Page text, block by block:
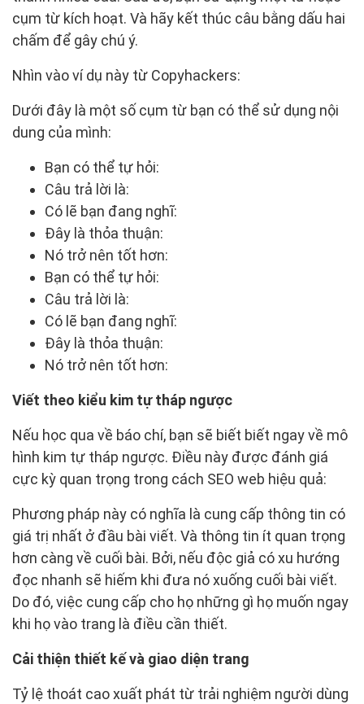
cụm từ kích hoạt. Và hãy kết thúc câu bằng dấu hai
chấm để gây chú ý.
Nhìn vào ví dụ này từ Copyhackers:
Dưới đây là một số cụm từ bạn có thể sử dụng nội
dung của mình:
Bạn có thể tự hỏi:
Câu trả lời là:
Có lẽ bạn đang nghĩ:
Đây là thỏa thuận:
Nó trở nên tốt hơn:
Bạn có thể tự hỏi:
Câu trả lời là:
Có lẽ bạn đang nghĩ:
Đây là thỏa thuận:
Nó trở nên tốt hơn:
Viết theo kiểu kim tự tháp ngược
Nếu học qua về báo chí, bạn sẽ biết biết ngay về mô
hình kim tự tháp ngược. Điều này được đánh giá
cực kỳ quan trọng trong cách SEO web hiệu quả:
Phương pháp này có nghĩa là cung cấp thông tin có
giá trị nhất ở đầu bài viết. Và thông tin ít quan trọng
hơn càng về cuối bài. Bởi, nếu độc giả có xu hướng
đọc nhanh sẽ hiếm khi đưa nó xuống cuối bài viết.
Do đó, việc cung cấp cho họ những gì họ muốn ngay
khi họ vào trang là điều cần thiết.
Cải thiện thiết kế và giao diện trang
Tỷ lệ thoát cao xuất phát từ trải nghiệm người dùng